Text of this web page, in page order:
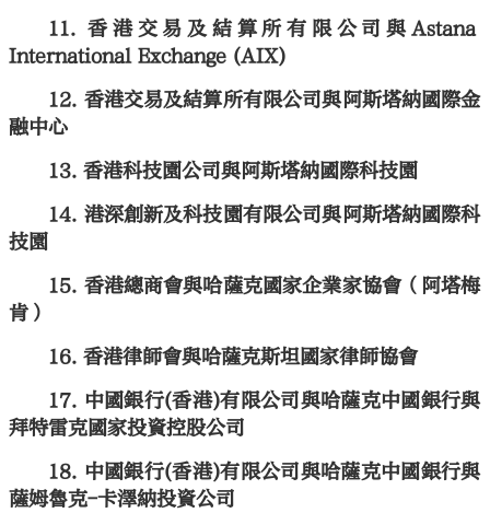
香港交易及結算所有限公司與Astana
International Exchange (AIX)
香港交易及結算所有限公司與阿斯塔納國際金
融中心
香港科技園公司與阿斯塔納國際科技園
港深創新及科技園有限公司與阿斯塔納國際科
技園
香港總商會與哈薩克國家企業家協會（阿塔梅
肯）
香港律師會與哈薩克斯坦國家律師協會
中國銀行(香港)有限公司與哈薩克中國銀行與
拜特雷克國家投資控股公司
中國銀行(香港)有限公司與哈薩克中國銀行與
薩姆魯克-卡澤納投資公司